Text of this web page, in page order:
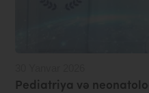
Pediatriya və